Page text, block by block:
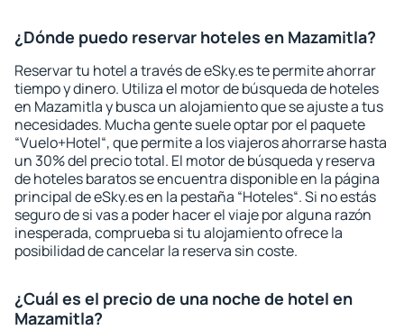
¿Dónde puedo reservar hoteles en Mazamitla?
Reservar tu hotel a través de eSky.es te permite ahorrar
tiempo y dinero. Utiliza el motor de búsqueda de hoteles
en Mazamitla y busca un alojamiento que se ajuste a tus
necesidades. Mucha gente suele optar por el paquete
“Vuelo+Hotel“, que permite a los viajeros ahorrarse hasta
un 30% del precio total. El motor de búsqueda y reserva
de hoteles baratos se encuentra disponible en la página
principal de eSky.es en la pestaña “Hoteles“. Si no estás
seguro de si vas a poder hacer el viaje por alguna razón
inesperada, comprueba si tu alojamiento ofrece la
posibilidad de cancelar la reserva sin coste.
¿Cuál es el precio de una noche de hotel en
Mazamitla?